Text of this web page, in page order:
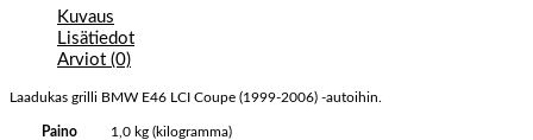
Kuvaus
Lisätiedot
Arviot (0)
Laadukas grilli BMW E46 LCI Coupe (1999-2006) -autoihin.
Paino
1,0 kg (kilogramma)